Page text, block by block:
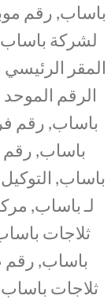
باساب, رقم
لشركة
المقر
الرقم
باساب, رقم
باساب, رقم
باساب,
لـ باساب,
ثلاجات
باساب, رقم
ثلاجات